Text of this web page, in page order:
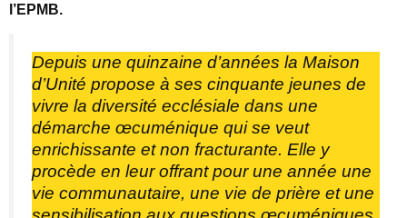
l’EPMB.
Depuis une quinzaine d’années la Maison
d’Unité propose à ses cinquante jeunes de
vivre la diversité ecclésiale dans une
démarche œcuménique qui se veut
enrichissante et non fracturante. Elle y
procède en leur offrant pour une année une
vie communautaire, une vie de prière et une